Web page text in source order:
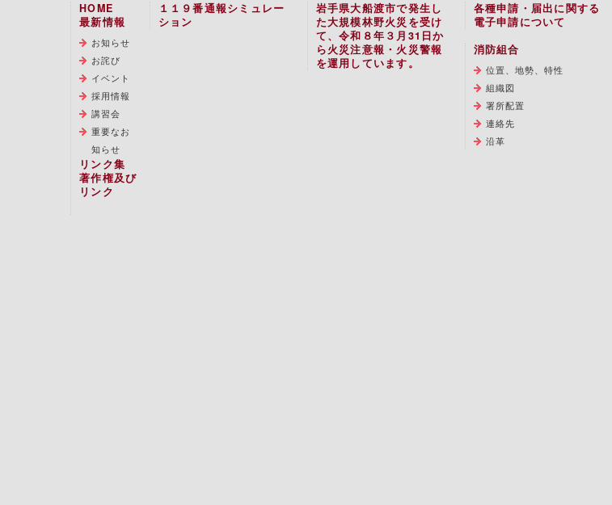
HOME
最新情報
お知らせ
お詫び
イベント
採用情報
講習会
重要なお
知らせ
リンク集
著作権及び
リンク
１１９番通報シミュレー
ション
岩手県大船渡市で発生し
た大規模林野火災を受け
て、令和８年３月31日か
ら火災注意報・火災警報
を運用しています。
各種申請・届出に関する
電子申請について
消防組合
位置、地勢、特性
組織図
署所配置
連絡先
沿革